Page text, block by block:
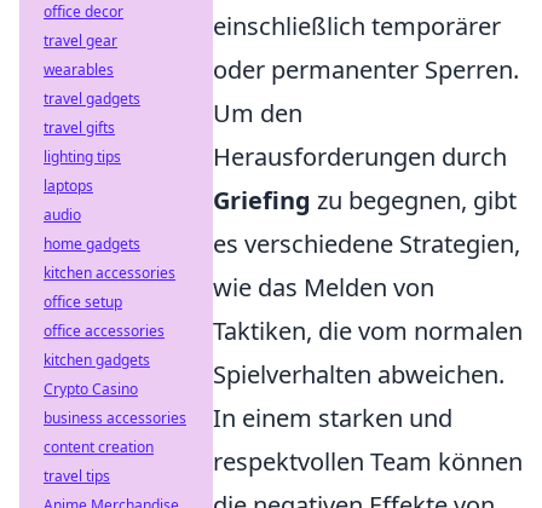
einschließlich temporärer
oder permanenter Sperren.
Um den
Herausforderungen durch
Griefing zu begegnen, gibt
es verschiedene Strategien,
wie das Melden von
Taktiken, die vom normalen
Spielverhalten abweichen.
In einem starken und
respektvollen Team können
office decor
travel gear
wearables
travel gadgets
travel gifts
lighting tips
laptops
audio
home gadgets
kitchen accessories
office setup
office accessories
kitchen gadgets
Crypto Casino
business accessories
content creation
travel tips